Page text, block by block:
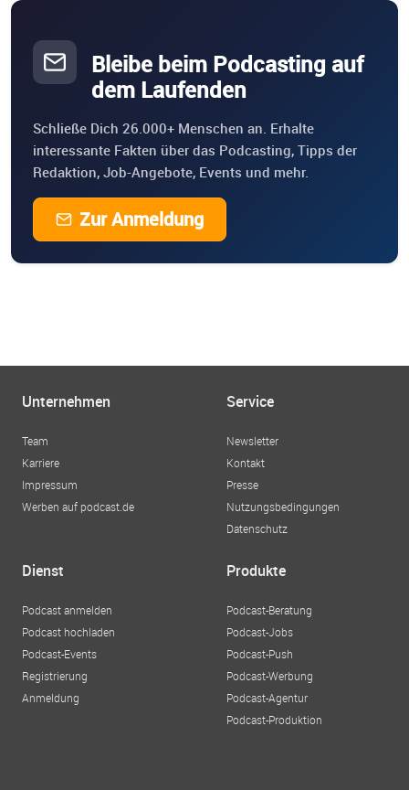
Bleibe beim Podcasting auf
dem Laufenden
Schließe Dich 26.000+ Menschen an. Erhalte
interessante Fakten über das Podcasting, Tipps der
Redaktion, Job-Angebote, Events und mehr.
Zur Anmeldung
Unternehmen
Team
Karriere
Impressum
Werben auf podcast.de
Service
Newsletter
Kontakt
Presse
Nutzungsbedingungen
Datenschutz
Dienst
Podcast anmelden
Podcast hochladen
Podcast-Events
Registrierung
Anmeldung
Produkte
Podcast-Beratung
Podcast-Jobs
Podcast-Push
Podcast-Werbung
Podcast-Agentur
Podcast-Produktion